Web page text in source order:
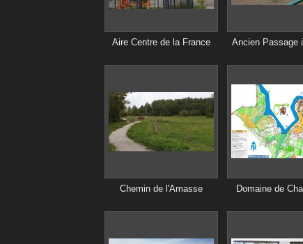
Aire Centre de la France Ancien Passage
Chemin de l'Amasse Domaine de